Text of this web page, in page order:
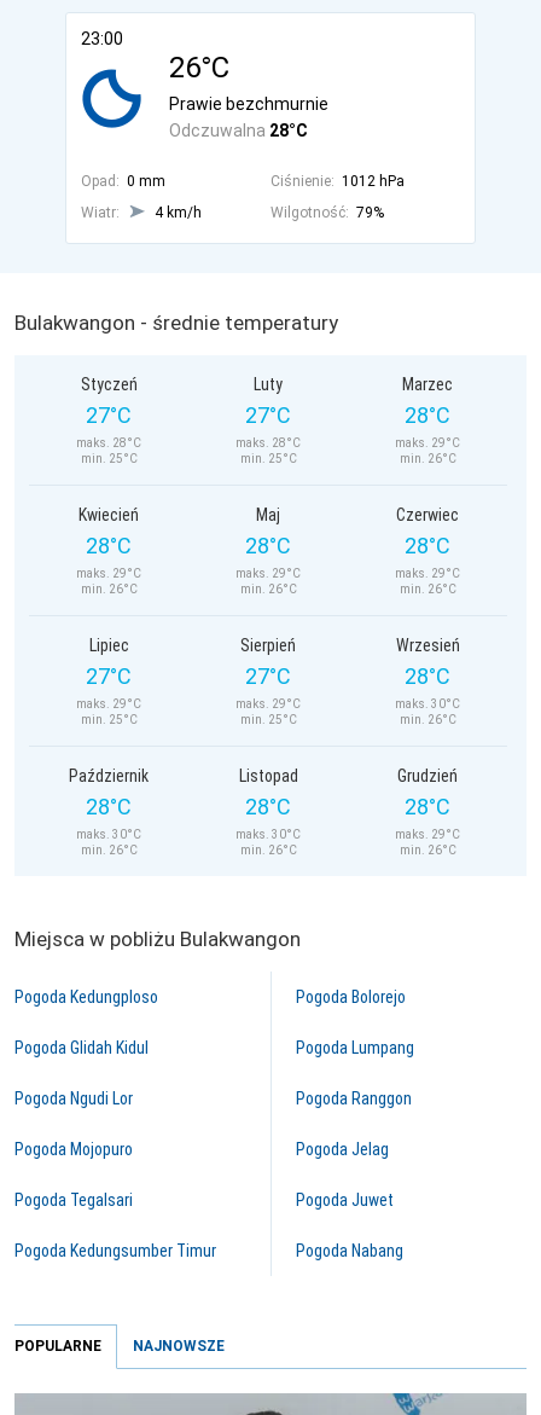
23:00
26°C
Odczuwalna 28°C
Prawie bezchmurnie
Opad: 0 mm Ciśnienie: 1012 hPa
Wiatr:
4 km/h Wilgotność: 79%
Bulakwangon - średnie temperatury
Styczeń
27°C
maks. 28°C
min. 25°C
Luty
27°C
maks. 28°C
min. 25°C
Marzec
28°C
maks. 29°C
min. 26°C
Kwiecień
28°C
maks. 29°C
min. 26°C
Maj
28°C
maks. 29°C
min. 26°C
Czerwiec
28°C
maks. 29°C
min. 26°C
Lipiec
27°C
maks. 29°C
min. 25°C
Sierpień
27°C
maks. 29°C
min. 25°C
Wrzesień
28°C
maks. 30°C
min. 26°C
Październik
28°C
maks. 30°C
min. 26°C
Listopad
28°C
maks. 30°C
min. 26°C
Grudzień
28°C
maks. 29°C
min. 26°C
Miejsca w pobliżu Bulakwangon
Pogoda Kedungploso
Pogoda Glidah Kidul
Pogoda Ngudi Lor
Pogoda Mojopuro
Pogoda Tegalsari
Pogoda Kedungsumber Timur
Pogoda Bolorejo
Pogoda Lumpang
Pogoda Ranggon
Pogoda Jelag
Pogoda Juwet
Pogoda Nabang
POPULARNE NAJNOWSZE